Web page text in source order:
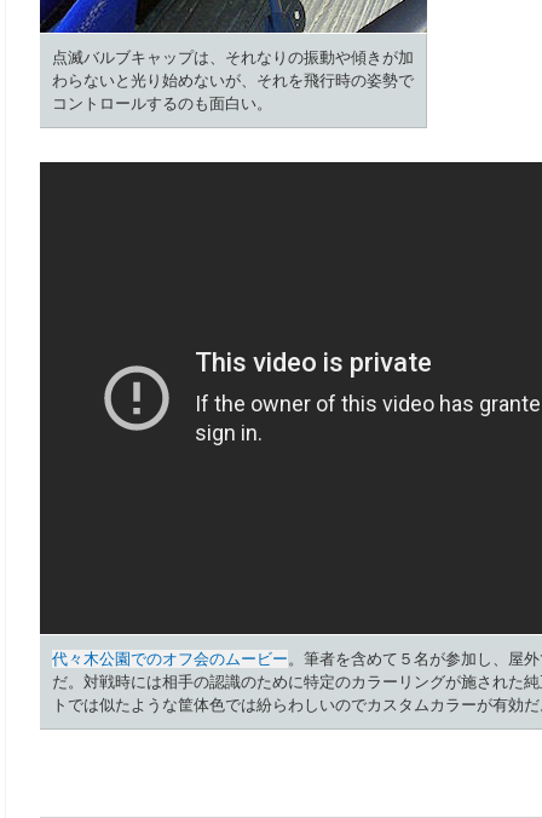
点滅バルブキャップは、それなりの振動や傾きが加
わらないと光り始めないが、それを飛行時の姿勢で
コントロールするのも面白い。
代々木公園でのオフ会のムービー 。筆者を含めて５名が参加し、屋
だ。対戦時には相手の認識のために特定のカラーリングが施された
トでは似たような筐体色では紛らわしいのでカスタムカラーが有効